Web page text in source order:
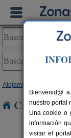
Alojamientos
Casas
Bienvenid@
nuestro portal
Una cookie o
información
visitar el